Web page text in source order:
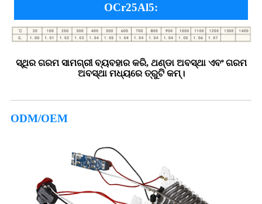
OCr25Al5:
ସ୍ଥିର ଗରମ ସାମଗ୍ରୀ ବ୍ୟବହାର କରି, ଥଣ୍ଡା ଅବସ୍ଥା ଏବଂ ଗରମ
ଅବସ୍ଥା ମଧ୍ୟରେ ତ୍ରୁଟି କମ୍।
ODM/OEM